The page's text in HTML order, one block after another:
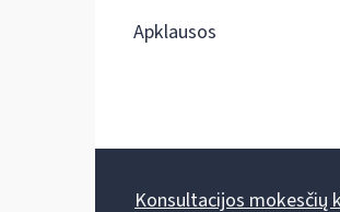
Apklausos
Konsultacijos mokesčių